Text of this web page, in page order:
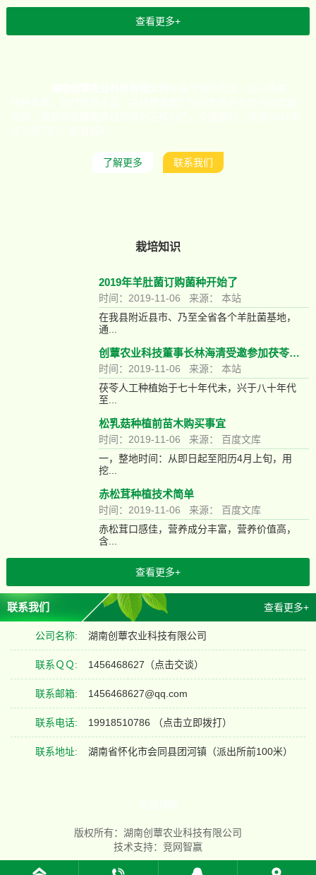
查看更多+
了解更多 联系我们
栽培知识
2019年羊肚菌订购菌种开始了
时间：2019-11-06 来源： 本站
在我县附近县市、乃至全省各个羊肚菌基地，
通...
创蕈农业科技董事长林海清受邀参加茯苓产业技术创新战略联盟
时间：2019-11-06 来源： 本站
茯苓人工种植始于七十年代未，兴于八十年代
至...
松乳菇种植前苗木购买事宜
时间：2019-11-06 来源： 百度文库
一，整地时间：从即日起至阳历4月上旬，用
挖...
赤松茸种植技术简单
时间：2019-11-06 来源： 百度文库
赤松茸口感佳，营养成分丰富，营养价值高，
含...
查看更多+
联系我们 查看更多+
公司名称: 湖南创蕈农业科技有限公司
联系ＱＱ: 1456468627 （点击交谈）
联系邮箱: 1456468627@qq.com
联系电话: 19918510786 （点击立即拨打）
联系地址: 湖南省怀化市会同县团河镇（派出所前100米）
版权所有：湖南创蕈农业科技有限公司
技术支持： 竞网智赢